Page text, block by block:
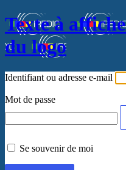
Texte à
du logo
Identifiant ou adresse e-mail
Mot de passe
Se souvenir de moi